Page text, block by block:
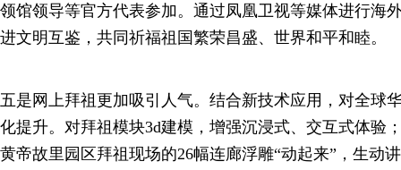
领馆领导等官方代表参加。通过凤凰卫视等媒体进行海
进文明互鉴，共同祈福祖国繁荣昌盛、世界和平和睦。
五是网上拜祖更加吸引人气。结合新技术应用，对全球
化提升。对拜祖模块3d建模，增强沉浸式、交互式体验
黄帝故里园区拜祖现场的26幅连廊浮雕“动起来”，生动